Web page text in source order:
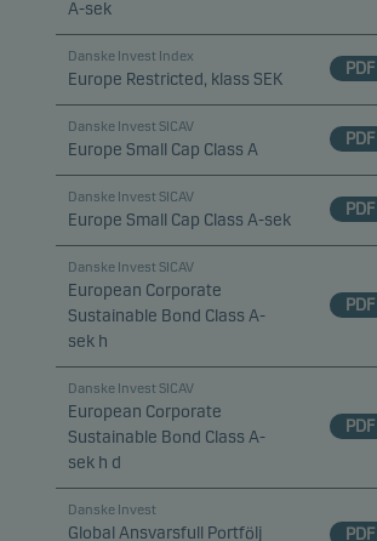
A-sek
Danske Invest Index
Europe Restricted, klass SEK
PDF
Danske Invest SICAV
Europe Small Cap Class A
PDF
Danske Invest SICAV
Europe Small Cap Class A-sek
PDF
Danske Invest SICAV
European Corporate
Sustainable Bond Class A-
sek h
PDF
Danske Invest SICAV
European Corporate
Sustainable Bond Class A-
sek h d
PDF
Danske Invest
Global Ansvarsfull Portfölj PDF